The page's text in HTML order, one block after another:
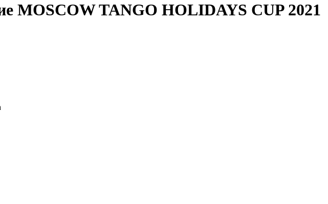
MOSCOW TANGO HOLIDAYS CUP 2021